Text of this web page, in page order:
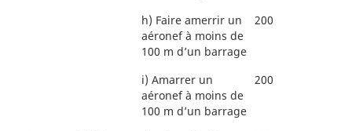
h) Faire amerrir un
aéronef à moins de
100 m d’un barrage
200
i) Amarrer un
aéronef à moins de
100 m d’un barrage
200